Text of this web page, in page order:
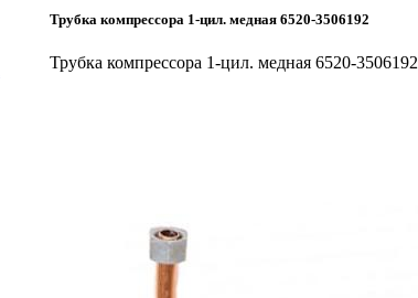
Трубка компрессора 1-цил. медная 6520-3506192
Трубка компрессора 1-цил. медная 6520-3506192